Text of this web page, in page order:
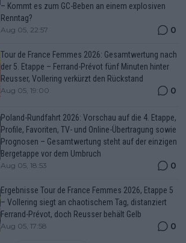
– Kommt es zum GC-Beben an einem explosiven
Renntag?
Aug 05, 22:57 0
Tour de France Femmes 2026: Gesamtwertung nach
der 5. Etappe – Ferrand-Prévot fünf Minuten hinter
Reusser, Vollering verkürzt den Rückstand
Aug 05, 19:00 0
Poland-Rundfahrt 2026: Vorschau auf die 4. Etappe,
Profile, Favoriten, TV- und Online-Übertragung sowie
Prognosen – Gesamtwertung steht auf der einzigen
Bergetappe vor dem Umbruch
Aug 05, 18:53 0
Ergebnisse Tour de France Femmes 2026, Etappe 5
– Vollering siegt an chaotischem Tag, distanziert
Ferrand-Prévot, doch Reusser behält Gelb
Aug 05, 17:58 0